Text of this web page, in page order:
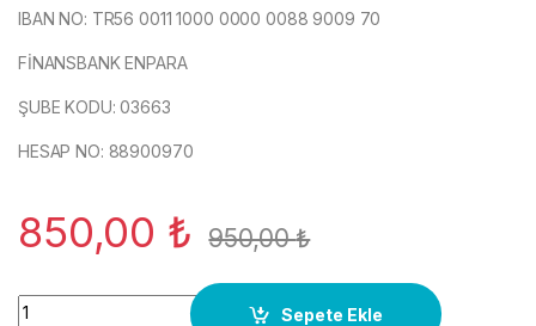
IBAN NO: TR56 0011 1000 0000 0088 9009 70
FİNANSBANK ENPARA
ŞUBE KODU: 03663
HESAP NO: 88900970
850,00 ₺ 950,00₺
Far Yıkama Motor Jeti Sol Vw Touareg 2003-2007 ORJ YENİ
Sepete Ekle